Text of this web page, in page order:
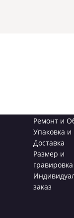
Ремонт и
Упаковка и
Доставка
Размер и
гравировка
заказ